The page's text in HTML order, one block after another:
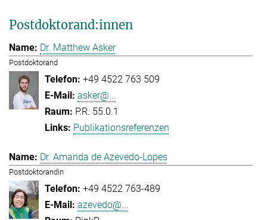
Postdoktorand:innen
Dr. Matthew Asker
Postdoktorand
+49 4522 763 509
asker@...
P.R. 55.0.1
Publikationsreferenzen
Dr. Amanda de Azevedo-Lopes
Postdoktorandin
+49 4522 763-489
azevedo@...